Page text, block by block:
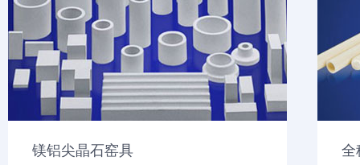
镁铝尖晶石窑具 全